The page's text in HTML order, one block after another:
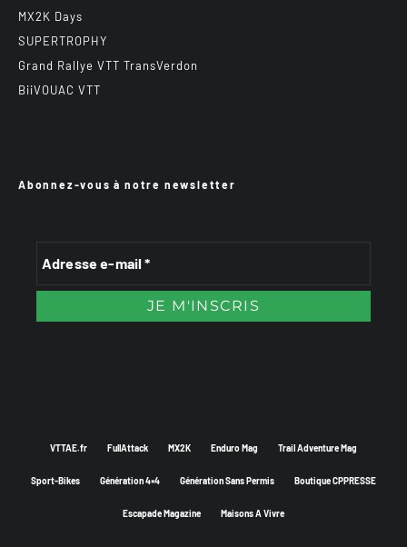
MX2K Days
SUPERTROPHY
Grand Rallye VTT TransVerdon
BiiVOUAC VTT
Abonnez-vous à notre newsletter
VTTAE.fr FullAttack MX2K Enduro Mag Trail Adventure Mag
Sport-Bikes Génération 4×4 Génération Sans Permis Boutique CPPRESSE
Escapade Magazine Maisons A Vivre